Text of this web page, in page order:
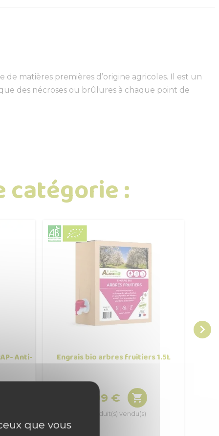
matières premières d’origine agricoles. Il est un
des nécroses ou brûlures à chaque point de
catégorie :
Anti- Engrais bio arbres fruitiers 1.5L
Prix
13,99 € 
12 produit(s) vendu(s)

que vous